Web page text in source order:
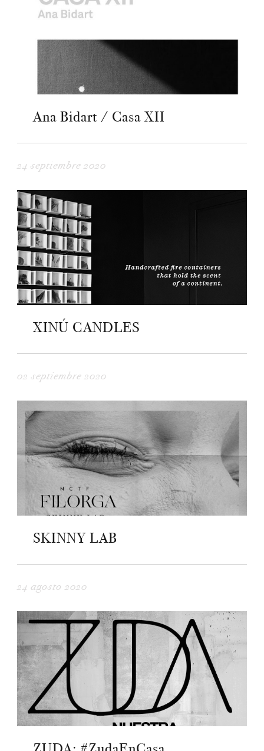
Ana Bidart / Casa XII
24 septiembre 2020
XINÚ CANDLES
02 septiembre 2020
SKINNY LAB
24 agosto 2020